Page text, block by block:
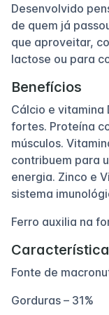
Desenvolvido
de quem já
que aproveitar,
lactose ou para
Benefícios
Cálcio e vitamina
fortes. Proteína
músculos.
contribuem para
energia. Zinco e
sistema
Ferro auxilia na
Fonte de
Gorduras – 31%